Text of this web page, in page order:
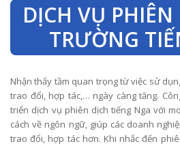
DỊCH VỤ
TRƯỜNG
Nhận thấy tầm quan trọng từ việc sử
trao đổi, hợp tác,… ngày càng tăng.
triển dịch vụ phiên dịch tiếng Nga với
cách về ngôn ngữ, giúp các doanh
trao đổi, hợp tác hơn. Khi nhắc đến